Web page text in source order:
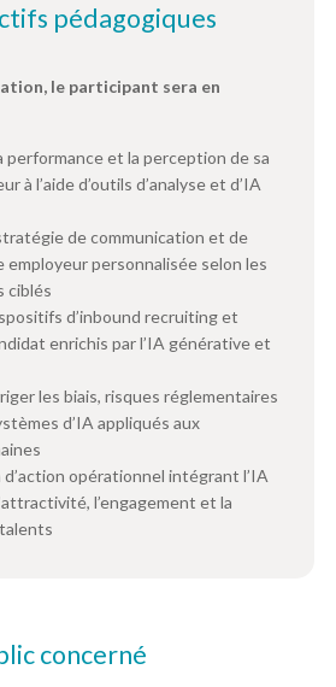
pédagogiques
le participant sera en
performance et la perception de sa
à l’aide d’outils d’analyse et d’IA
de communication et de
employeur personnalisée selon les
ciblés
d’inbound recruiting et
enrichis par l’IA générative et
les biais, risques réglementaires
d’IA appliqués aux
d’action opérationnel intégrant l’IA
l’engagement et la
concerné